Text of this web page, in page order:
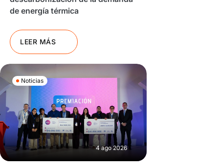
de energía térmica
LEER MÁS
Noticias
4 ago 2026